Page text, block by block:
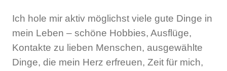
Ich hole mir aktiv möglichst viele gute Dinge in
mein Leben – schöne Hobbies, Ausflüge,
Kontakte zu lieben Menschen, ausgewählte
Dinge, die mein Herz erfreuen, Zeit für mich,